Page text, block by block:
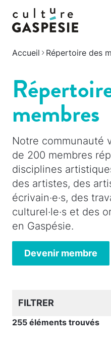
Accueil Répertoire des
membres
Notre communauté
de 200 membres
disciplines
des artistes, des
écrivain·e·s, des
culturel·le·s et des
en Gaspésie.
Devenir membre
FILTRER
255 éléments trouvés